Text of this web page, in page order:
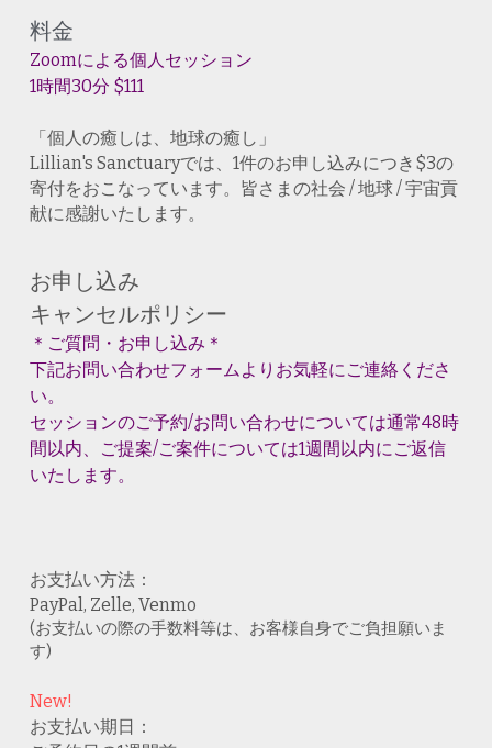
料金
Zoomによる個人セッション
1時間30分 $111
「個人の癒しは、地球の癒し」
Lillian's Sanctuaryでは、1件のお申し込みにつき$3の
寄付をおこなっています。皆さまの社会 / 地球 / 宇宙貢
献に感謝いたします。
お申し込み
キャンセルポリシー
＊ご質問・お申し込み＊
下記お問い合わせフォームよりお気軽にご連絡くださ
い。
セッションのご予約/お問い合わせについては通常48時
間以内、ご提案/ご案件については1週間以内にご返信
いたします。
お支払い方法：
PayPal, Zelle, Venmo
(お支払いの際の手数料等は、お客様自身でご負担願いま
す)
New!
お支払い期日：